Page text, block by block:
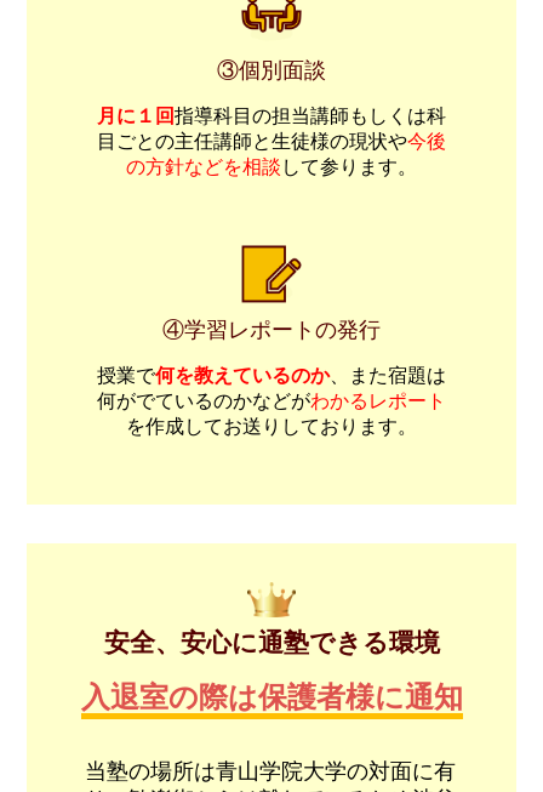
③個別面談
月に１回指導科目の担当講師もしくは科
目ごとの主任講師と生徒様の現状や今後
の方針などを相談 して参ります。
④学習レポートの発行
授業で何を教えているのか、また宿題は
何がでているのかなどがわかるレポート
を作成してお送りしております。
安全、安心に通塾できる環境
入退室の際は保護者様に通知
当塾の場所は青山学院大学の対面に有